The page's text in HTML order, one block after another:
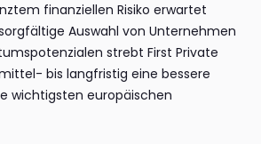
finanziellen Risiko erwartet
Auswahl von Unternehmen
strebt First Private
mittel- bis langfristig eine bessere
wichtigsten europäischen